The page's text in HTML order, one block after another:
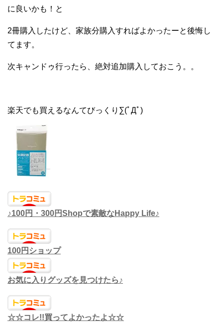
に良いかも！と
2冊購入したけど、家族分購入すればよかったーと後悔し
てます。
次キャンドゥ行ったら、絶対追加購入しておこう。。
楽天でも買えるなんてびっくり∑(ﾟДﾟ)
♪100円・300円Shopで素敵なHappy Life♪
100円ショップ
お気に入りグッズを見つけたら♪
☆☆コレ!!買ってよかったよ☆☆